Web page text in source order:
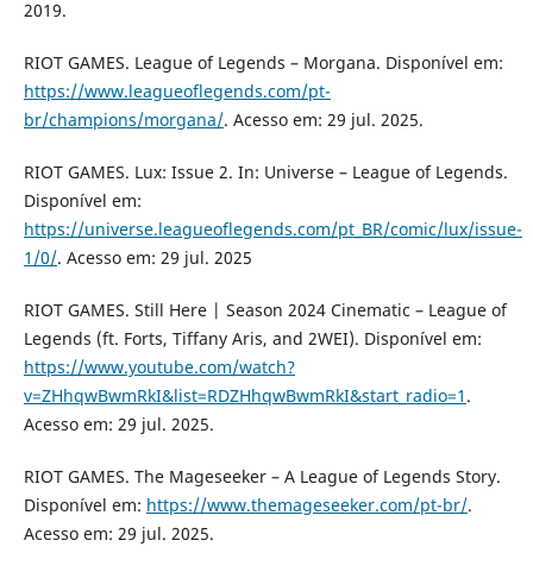
2019.
RIOT GAMES. League of Legends – Morgana. Disponível em:
https://www.leagueoflegends.com/pt-
br/champions/morgana/. Acesso em: 29 jul. 2025.
RIOT GAMES. Lux: Issue 2. In: Universe – League of Legends.
Disponível em:
https://universe.leagueoflegends.com/pt_BR/comic/lux/issue-
1/0/. Acesso em: 29 jul. 2025
RIOT GAMES. Still Here | Season 2024 Cinematic – League of
Legends (ft. Forts, Tiffany Aris, and 2WEI). Disponível em:
https://www.youtube.com/watch?
v=ZHhqwBwmRkI&list=RDZHhqwBwmRkI&start_radio=1 .
Acesso em: 29 jul. 2025.
RIOT GAMES. The Mageseeker – A League of Legends Story.
Disponível em: https://www.themageseeker.com/pt-br/.
Acesso em: 29 jul. 2025.